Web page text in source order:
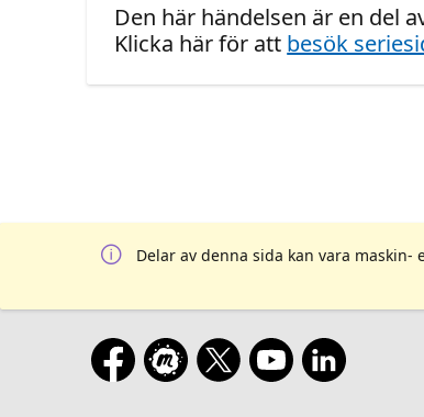
Den här händelsen är en del
Klicka här för att besök
Delar av denna sida kan vara maskin-